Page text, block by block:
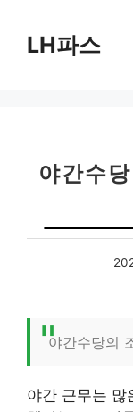
LH파스
야간수
야간수당의
야간 근무는 많